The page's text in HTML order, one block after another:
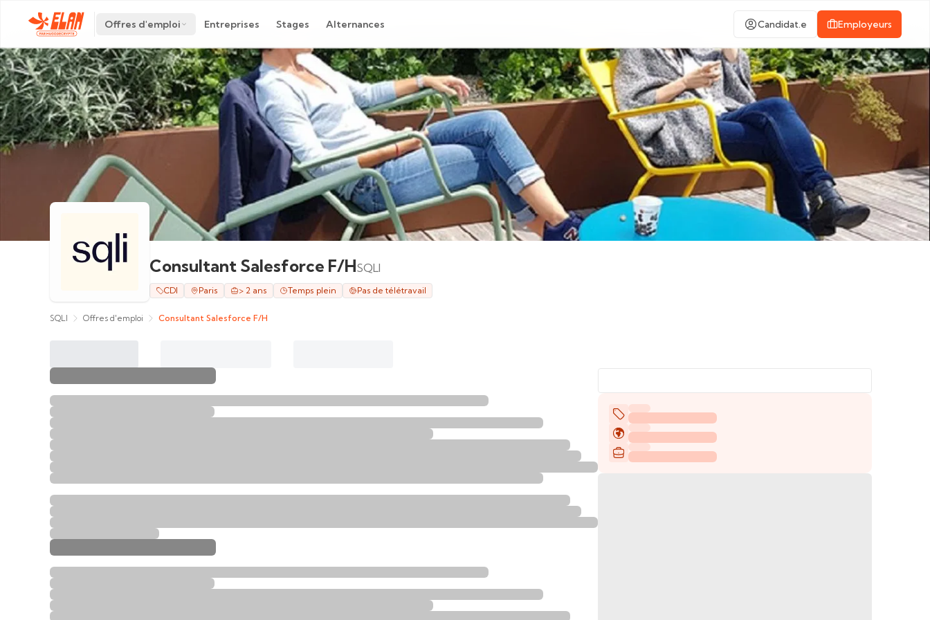
Offres d'emploi Entreprises Stages Alternances Candidat.e Employeurs
Consultant Salesforce F/HSQLI
CDI Paris > 2 ans Temps plein Pas de télétravail
SQLI Offres d'emploi Consultant Salesforce F/H